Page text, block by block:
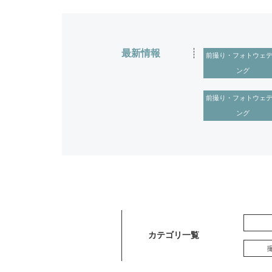
最新情報 前撮り・フォトウェ
ング
前撮り・フォトウェ
ング
カテゴリ一覧